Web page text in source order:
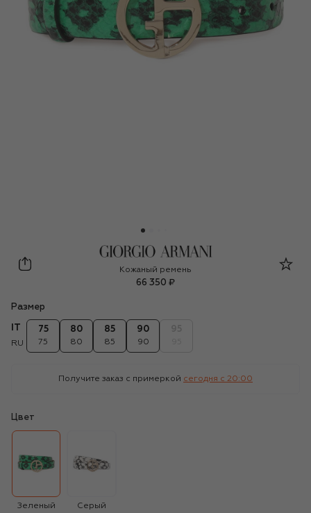
Giorgio Armani
Кожаный ремень
66 350 ₽
Размер
RU
75
75
80
80
85
85
90
90
Получите заказ с примеркой сегодня c 20:00
Цвет
Зеленый Серый